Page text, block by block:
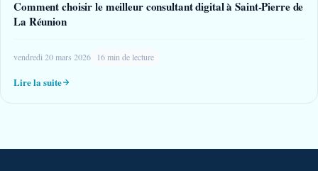
Comment choisir le meilleur consultant digital à Saint-Pierre de
La Réunion
vendredi 20 mars 2026 16 min de lecture
Lire la suite